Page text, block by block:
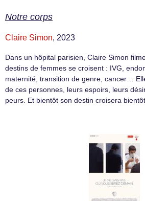
Notre corps
Claire Simon, 2023
Dans un hôpital parisien, Claire Simon
destins de femmes se croisent : IVG,
maternité, transition de genre, cancer…
de ces personnes, leurs espoirs, leurs
peurs. Et bientôt son destin croisera